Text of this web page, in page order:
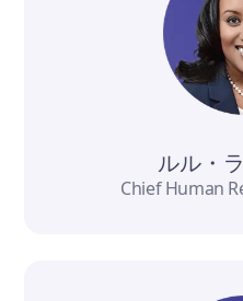
ルル・
Chief Human